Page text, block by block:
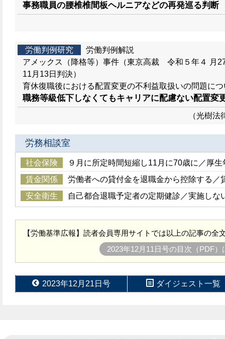
事務職員の腰椎椎間板ヘルニアなどの再発巡る判断
労働判例研究
労働判例解説
アメックス（降格等）事件（東京高裁 令和５年４ 月
11月13日判決）
育休復職後における配置変更の不利益取扱いの問題に
職務等級低下しなくてもキャリアに配慮ない配置変
（光樹
労務相談室
社会保険
９月に所定時間短縮し11月に70歳に／厚
賃金関係
労働者への貸付金を退職金から控除する／
安全衛生
自己都合退職予定者の定期健診／実施しな
【労働基準広報】読者会員専用サイトでは以上の記事の全
2023年12月11日号の目次（PDF
2023年12月21日号 ダイジェスト一覧